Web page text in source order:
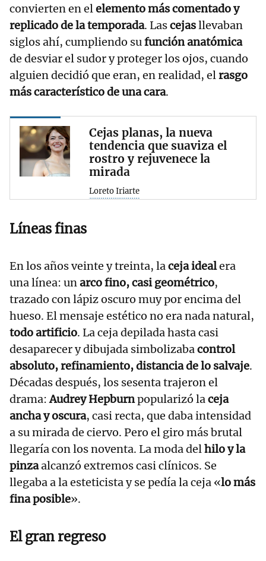
convierten en elelemento más comentado y
replicado de la temporada. Lascejasllevaban
siglos ahí, cumpliendo sufunción anatómica
de desviar el sudor y proteger los ojos, cuando
alguien decidió que eran, en realidad, elrasgo
más característico de una cara.
Cejas planas, la nueva
tendencia que suaviza el
rostro y rejuvenece la
mirada
Loreto Iriarte
Líneas finas
En los años veinte y treinta, laceja idealera
una línea: unarco fino, casi geométrico,
trazado con lápiz oscuro muy por encima del
hueso. El mensaje estético no era nada natural,
todo artificio. La ceja depilada hasta casi
desaparecer y dibujada simbolizabacontrol
absoluto, refinamiento, distancia de lo salvaje.
Décadas después, los sesenta trajeron el
drama:Audrey Hepburnpopularizó laceja
ancha y oscura, casi recta, que daba intensidad
a su mirada de ciervo. Pero el giro más brutal
llegaría con los noventa. La moda delhilo y la
pinzaalcanzó extremos casi clínicos. Se
llegaba a la esteticista y se pedía la ceja «lo más
fina posible».
El gran regreso